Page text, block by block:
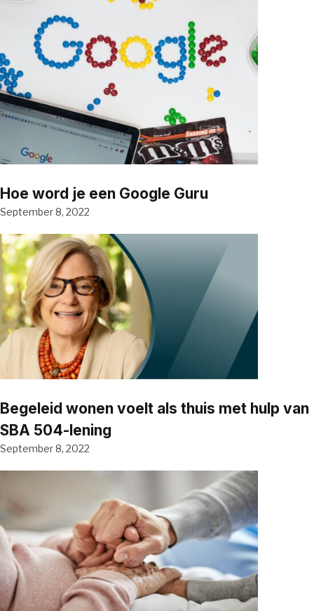
Hoe word je een Google Guru
September 8, 2022
Begeleid wonen voelt als thuis met hulp van
SBA 504-lening
September 8, 2022